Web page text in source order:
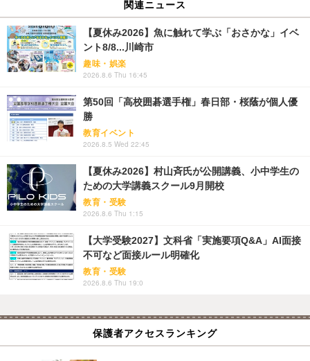
関連ニュース
【夏休み2026】魚に触れて学ぶ「おさかな」イベ
ント8/8...川崎市
趣味・娯楽
2026.8.6 Thu 16:45
第50回「高校囲碁選手権」春日部・桜蔭が個人優
勝
教育イベント
2026.8.5 Wed 22:45
【夏休み2026】村山斉氏が公開講義、小中学生の
ための大学講義スクール9月開校
教育・受験
2026.8.6 Thu 1:15
【大学受験2027】文科省「実施要項Q&A」AI面接
不可など面接ルール明確化
教育・受験
2026.8.6 Thu 19:0
保護者アクセスランキング